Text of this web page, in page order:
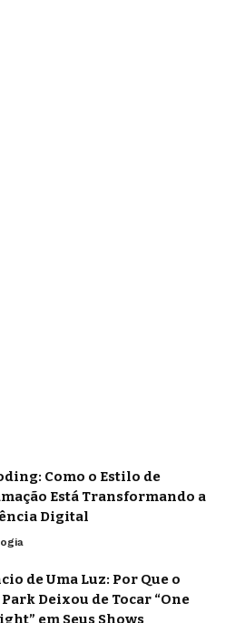
Como o Estilo de
Está Transformando a
Digital
de Uma Luz: Por Que o
Deixou de Tocar “One
em Seus Shows